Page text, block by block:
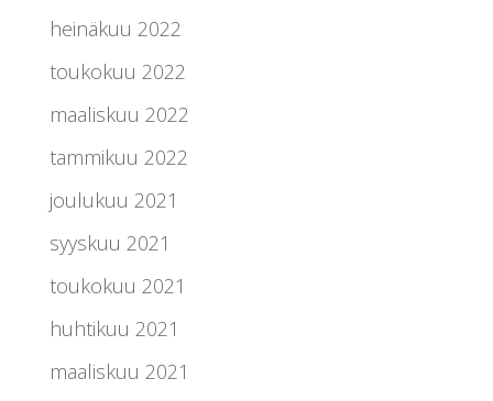
heinäkuu 2022
toukokuu 2022
maaliskuu 2022
tammikuu 2022
joulukuu 2021
syyskuu 2021
toukokuu 2021
huhtikuu 2021
maaliskuu 2021